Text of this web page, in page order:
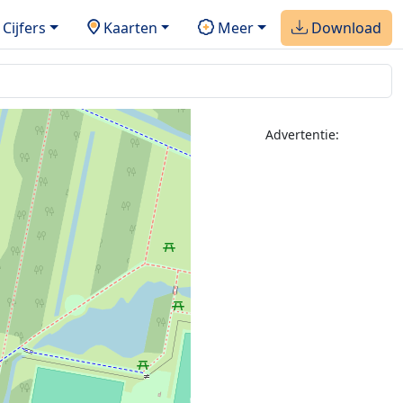
Cijfers Kaarten Meer Download
Advertentie: